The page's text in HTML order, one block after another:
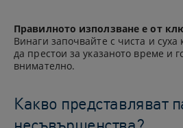
Правилното използване е от
Винаги започвайте с чиста и суха
да престои за указаното време и
внимателно.
Какво представляват